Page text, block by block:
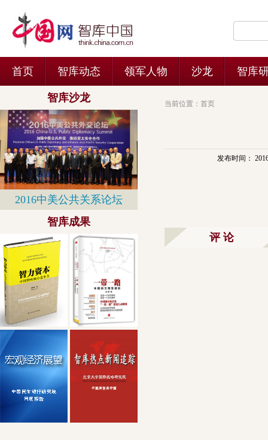
当前位置： 首页
发布时间：
评 论